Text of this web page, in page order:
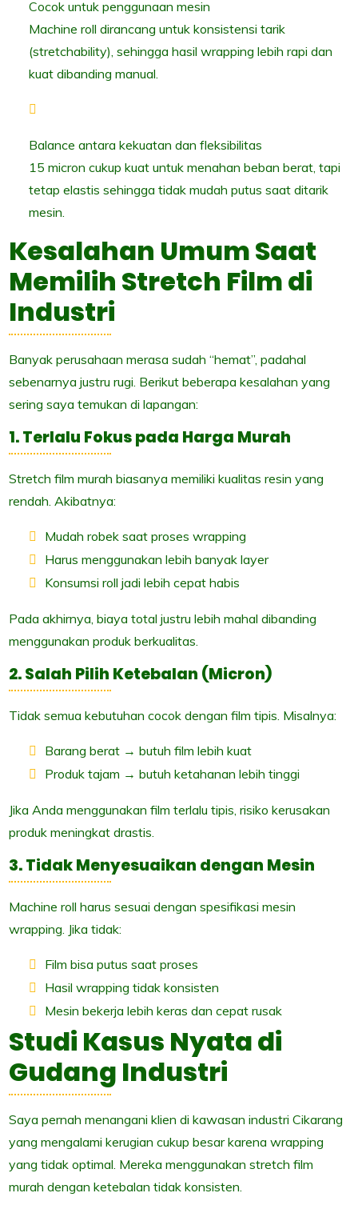
Cocok untuk penggunaan mesin
Machine roll dirancang untuk konsistensi tarik
(stretchability), sehingga hasil wrapping lebih rapi dan
kuat dibanding manual.
Balance antara kekuatan dan fleksibilitas
15 micron cukup kuat untuk menahan beban berat, tapi
tetap elastis sehingga tidak mudah putus saat ditarik
mesin.
Kesalahan Umum Saat
Memilih Stretch Film di
Industri
Banyak perusahaan merasa sudah “hemat”, padahal
sebenarnya justru rugi. Berikut beberapa kesalahan yang
sering saya temukan di lapangan:
1. Terlalu Fokus pada Harga Murah
Stretch film murah biasanya memiliki kualitas resin yang
rendah. Akibatnya:
Mudah robek saat proses wrapping
Harus menggunakan lebih banyak layer
Konsumsi roll jadi lebih cepat habis
Pada akhirnya, biaya total justru lebih mahal dibanding
menggunakan produk berkualitas.
2. Salah Pilih Ketebalan (Micron)
Tidak semua kebutuhan cocok dengan film tipis. Misalnya:
Barang berat → butuh film lebih kuat
Produk tajam → butuh ketahanan lebih tinggi
Jika Anda menggunakan film terlalu tipis, risiko kerusakan
produk meningkat drastis.
3. Tidak Menyesuaikan dengan Mesin
Machine roll harus sesuai dengan spesifikasi mesin
wrapping. Jika tidak:
Film bisa putus saat proses
Hasil wrapping tidak konsisten
Mesin bekerja lebih keras dan cepat rusak
Studi Kasus Nyata di
Gudang Industri
Saya pernah menangani klien di kawasan industri Cikarang
yang mengalami kerugian cukup besar karena wrapping
yang tidak optimal. Mereka menggunakan stretch film
murah dengan ketebalan tidak konsisten.